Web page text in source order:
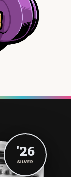
'26
SILVER